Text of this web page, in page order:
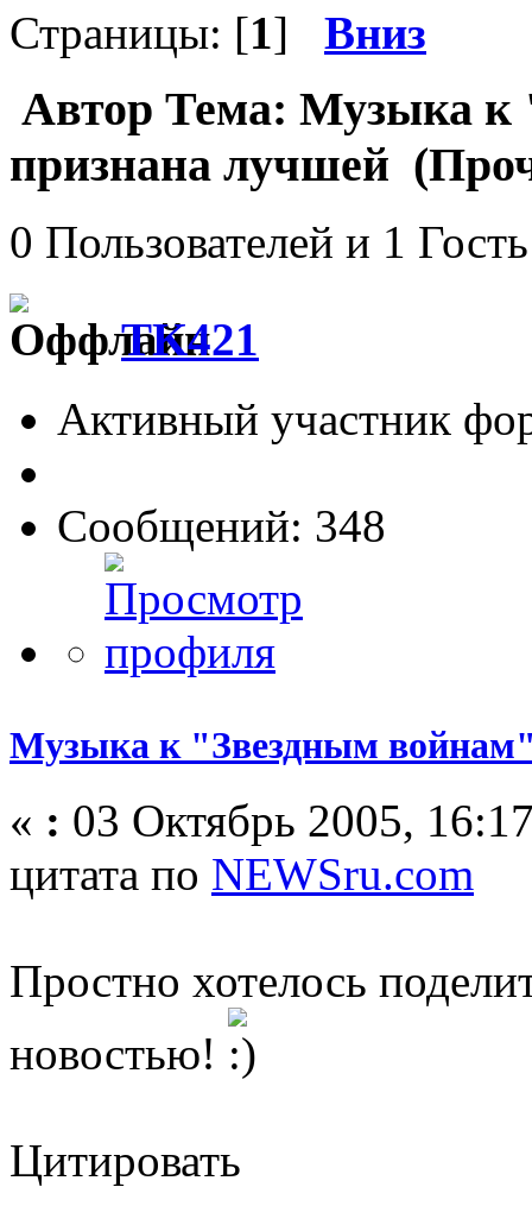
Страницы: [1] Вниз
Автор Тема: Музыка к
признана лучшей
0 Пользователей и 1
TK421
Активный участник
Сообщений: 348
Музыка к "Звездным
« : 03 Октябрь 2005,
цитата по NEWSru.com
Простно хотелось
новостью!
Цитировать